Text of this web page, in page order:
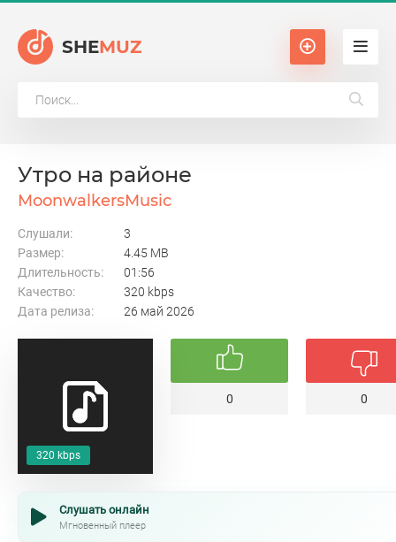
SHEMUZ
320 kbps
Утро на районе
MoonwalkersMusic
Слушали:
3
Размер:
4.45 MB
Длительность:
01:56
Качество:
320 kbps
Дата релиза:
26 май 2026
0 0
Слушать онлайн
Мгновенный плеер